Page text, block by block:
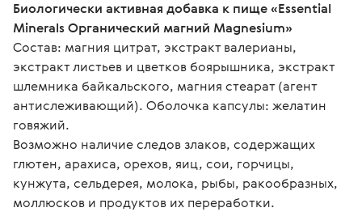
Биологически активная добавка к пище «Essential
Minerals Органический магний Magnesium»
Состав: магния цитрат, экстракт валерианы,
экстракт листьев и цветков боярышника, экстракт
шлемника байкальского, магния стеарат (агент
антислеживающий). Оболочка капсулы: желатин
говяжий.
Возможно наличие следов злаков, содержащих
глютен, арахиса, орехов, яиц, сои, горчицы,
кунжута, сельдерея, молока, рыбы, ракообразных,
моллюсков и продуктов их переработки.